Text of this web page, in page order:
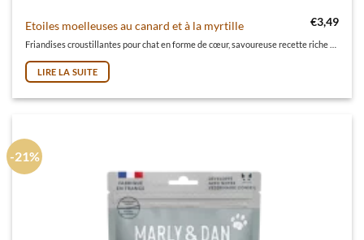
Etoiles moelleuses au canard et à la myrtille €3,49
LIRE LA SUITE
-21%